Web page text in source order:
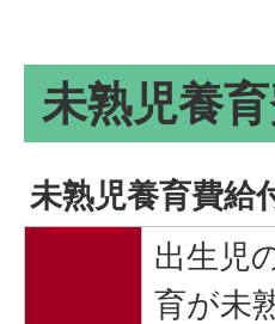
未熟児養
未熟児養育費給
出生児
育が未